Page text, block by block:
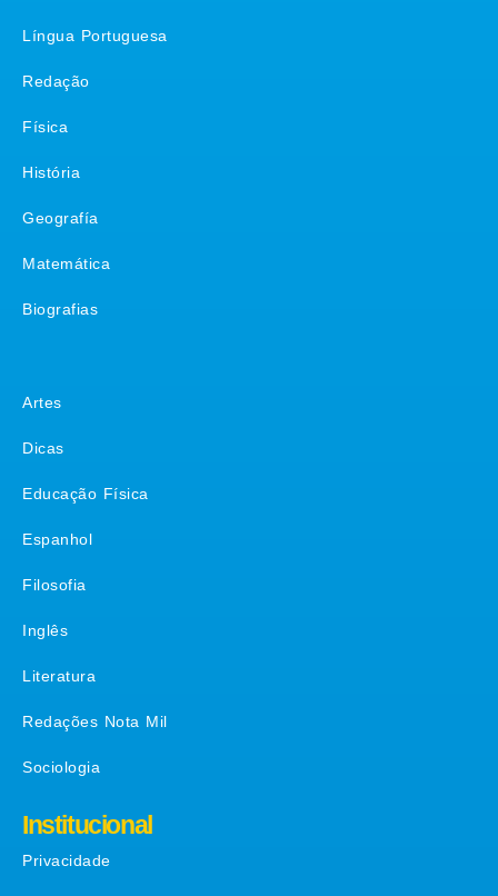
Língua Portuguesa
Redação
Física
História
Geografía
Matemática
Biografias
Artes
Dicas
Educação Física
Espanhol
Filosofia
Inglês
Literatura
Redações Nota Mil
Sociologia
Institucional
Privacidade